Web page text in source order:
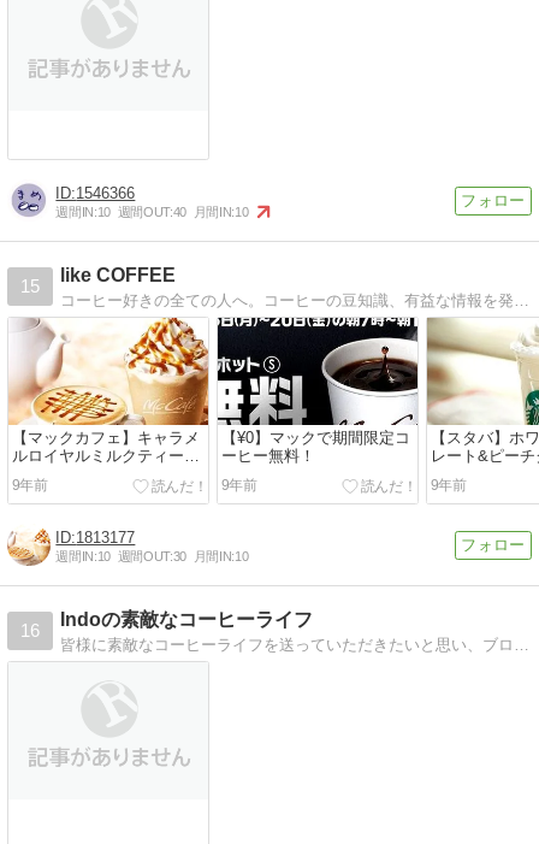
1546366
週間IN:10 週間OUT:40 月間IN:10
15
like COFFEE
コーヒー好きの全ての人へ。コーヒーの豆知識、有益な情報を発信しています。スターバックスが好きなのでスターバックスに関する情報を多く発信しています。
【マックカフェ】キャラメ
ルロイヤルミルクティー・
フラッペ発売！【2月下旬
まで】
9年前
【¥0】マックで期間限定コ
ーヒー無料！
9年前
【スタバ】ホ
レート&ピー
ラペチーノ レ
9年前
1813177
週間IN:10 週間OUT:30 月間IN:10
16
Indoの素敵なコーヒーライフ
皆様に素敵なコーヒーライフを送っていただきたいと思い、ブログにいろいろ書き綴っていきます。